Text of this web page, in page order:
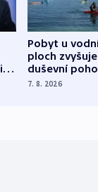
Pobyt u
ploch zvyšuje
duševní
ukázala
7. 8. 2026